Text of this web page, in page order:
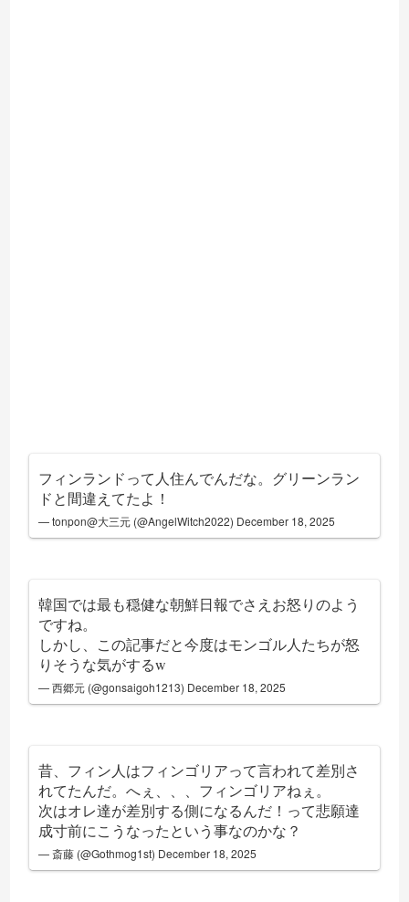
フィンランドって人住んでんだな。グリーンラン
ドと間違えてたよ！
— tonpon@大三元 (@AngelWitch2022) December 18, 2025
韓国では最も穏健な朝鮮日報でさえお怒りのよう
ですね。
しかし、この記事だと今度はモンゴル人たちが怒
りそうな気がするw
— 西郷元 (@gonsaigoh1213) December 18, 2025
昔、フィン人はフィンゴリアって言われて差別さ
れてたんだ。へぇ、、、フィンゴリアねぇ。
次はオレ達が差別する側になるんだ！って悲願達
成寸前にこうなったという事なのかな？
— 斎藤 (@Gothmog1st) December 18, 2025